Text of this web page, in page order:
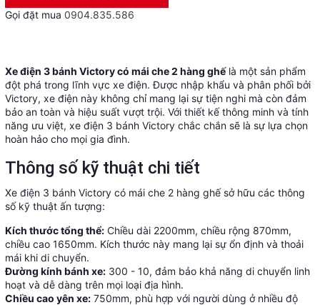
VISA, MASTERCARD, JCB, AMEX
Gọi đặt mua 0904.835.586
Xe điện 3 bánh Victory có mái che 2 hàng ghếlà một sản phẩm
đột phá trong lĩnh vực xe điện. Được nhập khẩu và phân phối bởi
Victory, xe điện này không chỉ mang lại sự tiện nghi mà còn đảm
bảo an toàn và hiệu suất vượt trội. Với thiết kế thông minh và tính
năng ưu việt, xe điện 3 bánh Victory chắc chắn sẽ là sự lựa chọn
hoàn hảo cho mọi gia đình.
Thông số kỹ thuật chi tiết
Xe điện 3 bánh Victory có mái che 2 hàng ghế sở hữu các thông
số kỹ thuật ấn tượng:
Kích thước tổng thể: Chiều dài 2200mm, chiều rộng 870mm,
chiều cao 1650mm. Kích thước này mang lại sự ổn định và thoải
mái khi di chuyển.
Đường kính bánh xe: 300 - 10, đảm bảo khả năng di chuyển linh
hoạt và dễ dàng trên mọi loại địa hình.
Chiều cao yên xe: 750mm, phù hợp với người dùng ở nhiều độ